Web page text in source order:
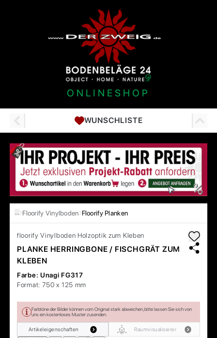
ONLINESHOP
WUNSCHLISTE
… Floorify Vinylboden Floorify Planken
floorify Vinylboden Holzoptik zum Kleben
PLANKE HERRINGBONE / FISCHGRÄT ZUM
KLEBEN
Farbe: Unagi FG317
Format: 750 x 125 mm
Farbtöne der Bilder können vom Original stark abweichen, bitte lassen Sie sich von
uns ein kostenloses Muster zusenden.
Artikeleigenschaften Raumvisualisierer